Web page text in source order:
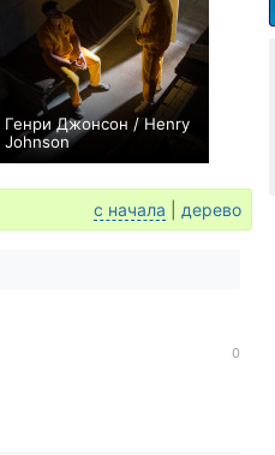
Генри Джонсон / Henry
Johnson
+1
с начала дерево
0